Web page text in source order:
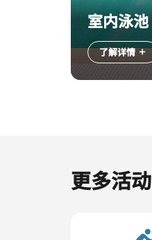
室内泳池
了解详情
更多活动